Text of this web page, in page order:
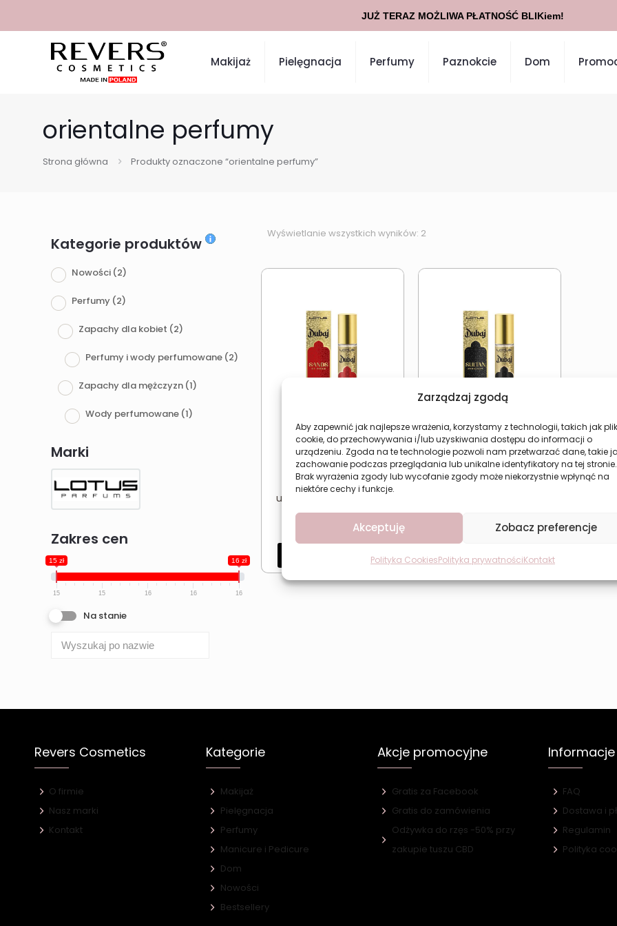
Zarządzaj zgodą
Aby zapewnić jak najlepsze wrażenia, korzystamy z technologii, takich jak
cookie, do przechowywania i/lub uzyskiwania dostępu do informacji o
urządzeniu. Zgoda na te technologie pozwoli nam przetwarzać dane, takie
zachowanie podczas przeglądania lub unikalne identyfikatory na tej stronie.
Brak wyrażenia zgody lub wycofanie zgody może niekorzystnie wpłynąć na
niektóre cechy i funkcje.
Akceptuję Zobacz preferencje
Polityka CookiesPolityka prywatnościKontakt
Makijaż Pielęgnacja Perfumy Paznokcie Dom
orientalne perfumy
Strona główna Produkty oznaczone “orientalne perfumy”
Kategorie produktów
Nowości (2)
Perfumy (2)
Zapachy dla kobiet (2)
Perfumy i wody perfumowane (2)
Zapachy dla mężczyzn (1)
Wody perfumowane (1)
Marki
Zakres cen
15 zł 16 zł
15 15 16 16 16
Na stanie
Wyświetlanie wszystkich wyników: 2
Orientalne perfumy
uniseks LOTUS Sands of
Oman
zł
Dodaj do koszyka
Słodkie perfumy uniseks
Dodaj do koszyka
Revers Cosmetics
O firmie
Nasz marki
Kontakt
Kategorie
Makijaż
Pielęgnacja
Perfumy
Manicure i Pedicure
Dom
Nowości
Bestsellery
Akcje promocyjne
Gratis za Facebook
Gratis do zamówienia
Odżywka do rzęs -50% przy
zakupie tuszu CBD
Informacje
FAQ
Dostawa i
Regulamin
Polityka
JUŻ TERAZ MOŻLIWA PŁATNOŚĆ BLIKiem!